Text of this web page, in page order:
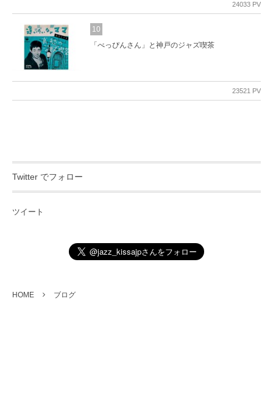
24033 PV
10
「べっぴんさん」と神戸のジャズ喫茶
23521 PV
Twitter でフォロー
ツイート
HOME ブログ